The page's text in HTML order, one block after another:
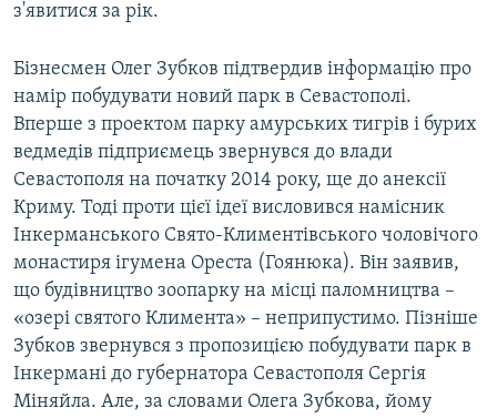
з'явитися за рік.
Бізнесмен Олег Зубков підтвердив інформацію про
намір побудувати новий парк в Севастополі.
Вперше з проектом парку амурських тигрів і бурих
ведмедів підприємець звернувся до влади
Севастополя на початку 2014 року, ще до анексії
Криму. Тоді проти цієї ідеї висловився намісник
Інкерманського Свято-Климентівського чоловічого
монастиря ігумена Ореста (Гоянюка). Він заявив,
що будівництво зоопарку на місці паломництва –
«озері святого Климента» – неприпустимо. Пізніше
Зубков звернувся з пропозицією побудувати парк в
Інкермані до губернатора Севастополя Сергія
Міняйла. Але, за словами Олега Зубкова, йому